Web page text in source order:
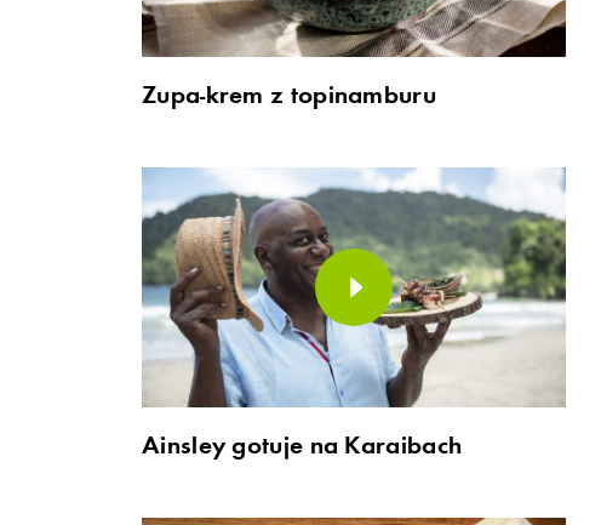
Zupa-krem z topinamburu
Ainsley gotuje na Karaibach